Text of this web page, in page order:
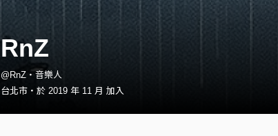
RnZ
@RnZ・音樂人
台北市・於 2019 年 11 月 加入